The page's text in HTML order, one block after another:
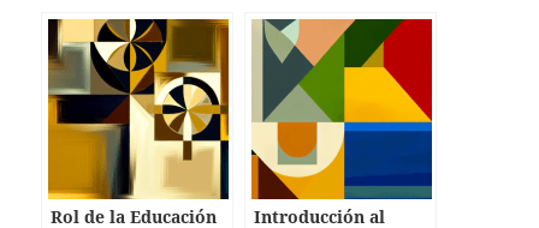
Rol de la Educación
Introducción al